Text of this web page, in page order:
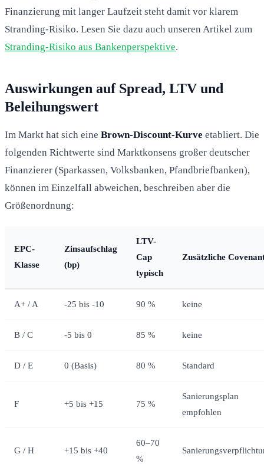
Finanzierung mit langer Laufzeit steht damit vor klarem
Stranding-Risiko. Lesen Sie dazu auch unseren Artikel zum
Stranding-Risiko aus Bankenperspektive.
Auswirkungen auf Spread, LTV und
Beleihungswert
Im Markt hat sich eine Brown-Discount-Kurve etabliert. Die
folgenden Richtwerte sind Marktkonsens großer deutscher
Finanzierer (Sparkassen, Volksbanken, Pfandbriefbanken),
können im Einzelfall abweichen, beschreiben aber die
Größenordnung:
EPC-
Klasse
Zinsaufschlag
(bp)
LTV-
Cap
typisch
Zusätzliche
A+ / A -25 bis -10 90 % keine
B / C -5 bis 0 85 % keine
D / E 0 (Basis) 80 % Standard
F +5 bis +15 75 %
Sanierungsplan
empfohlen
G / H +15 bis +40
60–70
%